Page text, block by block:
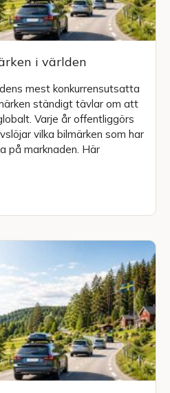
i världen
mest konkurrensutsatta
ständigt tävlar om att
Varje år offentliggörs
vilka bilmärken som har
på marknaden. Här